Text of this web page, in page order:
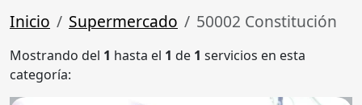
Inicio Supermercado 50002 Constitución
Mostrando del 1 hasta el 1 de 1 servicios en esta
categoría: